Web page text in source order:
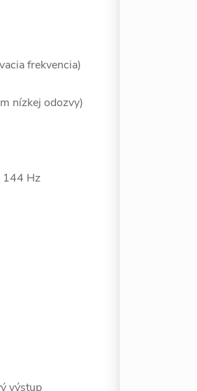
frekvencia)
nízkej odozvy)
144 Hz
výstup